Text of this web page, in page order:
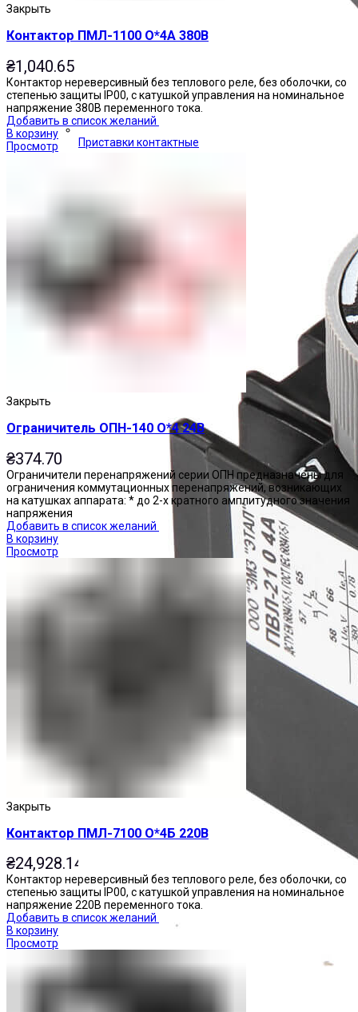
Приставки контактные
Приставки выдержки времени
Закрыть
Контактор ПМЛ-1100 О*4А 380В
₴1,040.65
Контактор нереверсивный без теплового реле, без оболочки, со
степенью защиты IP00, с катушкой управления на номинальное
напряжение 380В переменного тока.
Добавить в список желаний
В корзину
Просмотр
Закрыть
Ограничитель ОПН-140 О*4 24В
₴374.70
Ограничители перенапряжений серии ОПН предназначены для
ограничения коммутационных перенапряжений, возникающих
на катушках аппарата: * до 2-х кратного амплитудного значения
напряжения
Добавить в список желаний
В корзину
Просмотр
Закрыть
Контактор ПМЛ-7100 О*4Б 220В
₴24,928.14
Контактор нереверсивный без теплового реле, без оболочки, со
степенью защиты IP00, с катушкой управления на номинальное
напряжение 220В переменного тока.
Добавить в список желаний
В корзину
Просмотр